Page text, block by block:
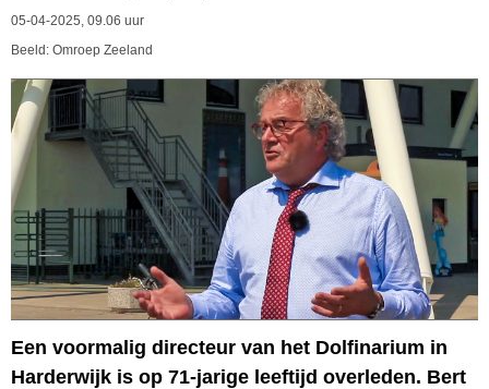
05-04-2025, 09.06 uur
Beeld: Omroep Zeeland
Een voormalig directeur van het Dolfinarium in
Harderwijk is op 71-jarige leeftijd overleden. Bert